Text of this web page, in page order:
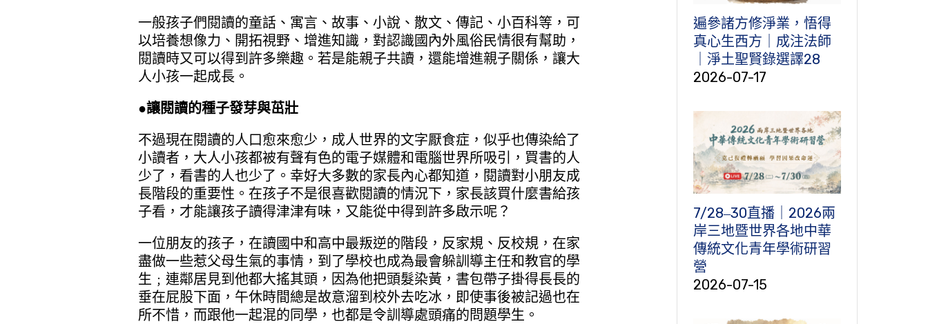
一般孩子們閱讀的童話、寓言、故事、小說、散文、傳記、小百科等，可
以培養想像力、開拓視野、增進知識，對認識國內外風俗民情很有幫助，
閱讀時又可以得到許多樂趣。若是能親子共讀，還能增進親子關係，讓大
人小孩一起成長。
●讓閱讀的種子發芽與茁壯
不過現在閱讀的人口愈來愈少，成人世界的文字厭食症，似乎也傳染給了
小讀者，大人小孩都被有聲有色的電子媒體和電腦世界所吸引，買書的人
少了，看書的人也少了。幸好大多數的家長內心都知道，閱讀對小朋友成
長階段的重要性。在孩子不是很喜歡閱讀的情況下，家長該買什麼書給孩
子看，才能讓孩子讀得津津有味，又能從中得到許多啟示呢？
一位朋友的孩子，在讀國中和高中最叛逆的階段，反家規、反校規，在家
盡做一些惹父母生氣的事情，到了學校也成為最會躲訓導主任和教官的學
生﹔連鄰居見到他都大搖其頭，因為他把頭髮染黃，書包帶子掛得長長的
垂在屁股下面，午休時間總是故意溜到校外去吃冰，即使事後被記過也在
所不惜，而跟他一起混的同學，也都是令訓導處頭痛的問題學生。
遍參諸方修淨業，悟得
真心生西方｜成注法師
｜淨土聖賢錄選譯28
2026-07-17
7/28‒30直播｜2026兩
岸三地暨世界各地中華
傳統文化青年學術研習
營
2026-07-15